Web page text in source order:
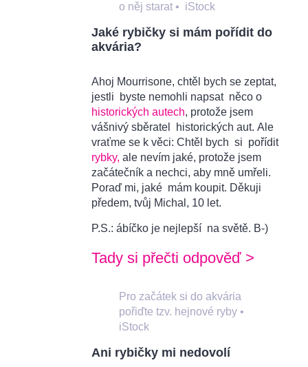
o něj starat • iStock
Jaké rybičky si mám pořídit do
akvária?
Ahoj Mourrisone, chtěl bych se zeptat,
jestli byste nemohli napsat něco o
historických autech, protože jsem
vášnivý sběratel historických aut. Ale
vraťme se k věci: Chtěl bych si pořídit
rybky, ale nevím jaké, protože jsem
začátečník a nechci, aby mně umřeli.
Poraď mi, jaké mám koupit. Děkuji
předem, tvůj Michal, 10 let.
P.S.: ábíčko je nejlepší na světě. B-)
Tady si přečti odpověď >
Pro začátek si do akvária
pořiďte tzv. hejnové ryby •
iStock
Ani rybičky mi nedovolí